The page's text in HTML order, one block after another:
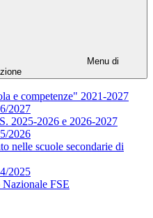
Menu di
e competenze" 2021-2027
2027
2025-2026 e 2026-2027
2026
nelle scuole secondarie di
2025
FSE